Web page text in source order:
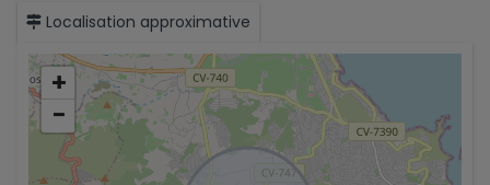
Localisation approximative
+
−